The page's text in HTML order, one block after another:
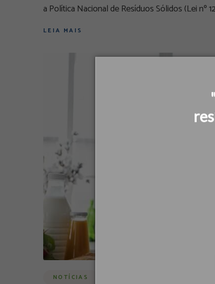
a Política Nacional de Resíduos Sólidos (Lei nº
LEIA MAIS
NOTÍCIAS